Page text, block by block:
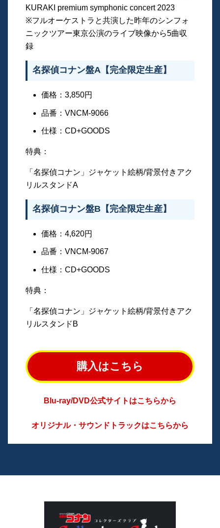
KURAKI premium symphonic concert 2023
※フルオーケストラと共演した昨年のシンフォ
ニックツアー東京公演のライブ映像から5曲収
録
名探偵コナン盤A【完全限定生産】
価格：3,850円
品番：VNCM-9066
仕様：CD+GOODS
特典：
「名探偵コナン」ジャケット絵柄/背景付きアク
リルスタンドA
名探偵コナン盤B【完全限定生産】
価格：4,620円
品番：VNCM-9067
仕様：CD+GOODS
特典：
「名探偵コナン」ジャケット絵柄/背景付きアク
リルスタンドB
購入はこちら
Blu-ray/DVD公式サイトはこちらから
オリジナル・サウンドトラックはこちらから